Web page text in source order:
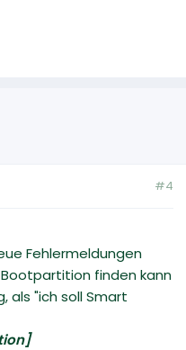
#4
Fehlermeldungen
finden kann
als "ich soll Smart